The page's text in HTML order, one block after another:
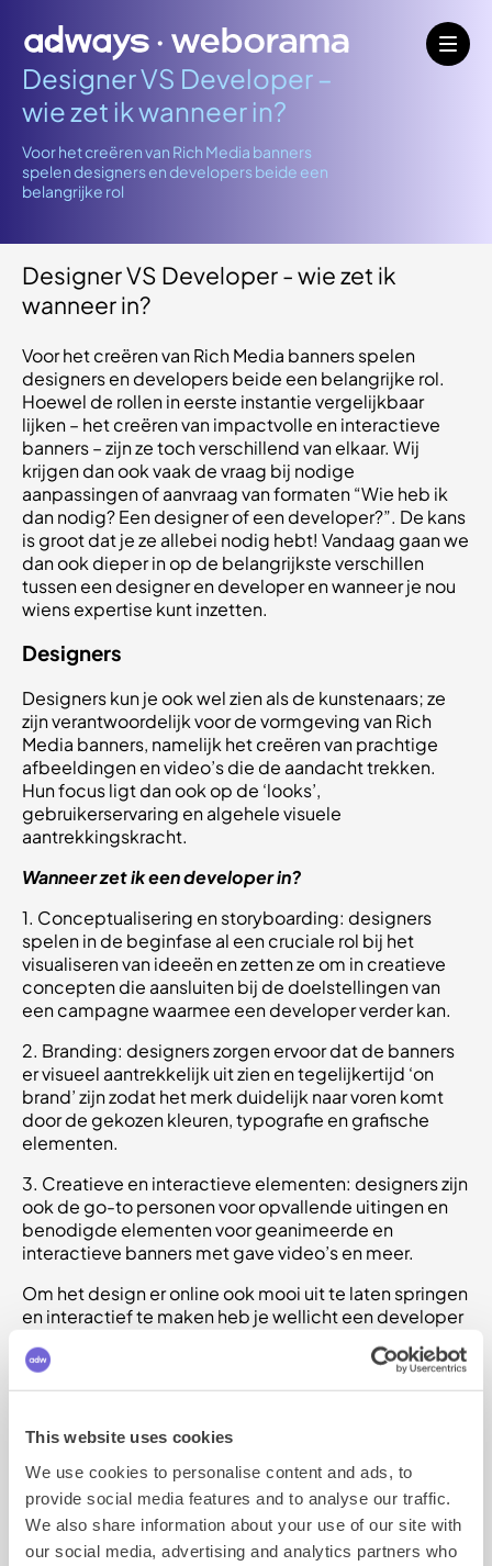
This website uses cookies
We use cookies to personalise content and ads, to
provide social media features and to analyse our traffic.
We also share information about your use of our site with
our social media, advertising and analytics partners who
Designer VS Developer –
wie zet ik wanneer in?
Voor het creëren van Rich Media banners
spelen designers en developers beide een
belangrijke rol
Designer VS Developer - wie zet ik
wanneer in?
Voor het creëren van Rich Media banners spelen
designers en developers beide een belangrijke rol.
Hoewel de rollen in eerste instantie vergelijkbaar
lijken – het creëren van impactvolle en interactieve
banners – zijn ze toch verschillend van elkaar. Wij
krijgen dan ook vaak de vraag bij nodige
aanpassingen of aanvraag van formaten “Wie heb ik
dan nodig? Een designer of een developer?”. De kans
is groot dat je ze allebei nodig hebt! Vandaag gaan we
dan ook dieper in op de belangrijkste verschillen
tussen een designer en developer en wanneer je nou
wiens expertise kunt inzetten.
Designers
Designers kun je ook wel zien als de kunstenaars; ze
zijn verantwoordelijk voor de vormgeving van Rich
Media banners, namelijk het creëren van prachtige
afbeeldingen en video’s die de aandacht trekken.
Hun focus ligt dan ook op de ‘looks’,
gebruikerservaring en algehele visuele
aantrekkingskracht.
Wanneer zet ik een developer in?
1. Conceptualisering en storyboarding: designers
spelen in de beginfase al een cruciale rol bij het
visualiseren van ideeën en zetten ze om in creatieve
concepten die aansluiten bij de doelstellingen van
een campagne waarmee een developer verder kan.
2. Branding: designers zorgen ervoor dat de banners
er visueel aantrekkelijk uit zien en tegelijkertijd ‘on
brand’ zijn zodat het merk duidelijk naar voren komt
door de gekozen kleuren, typografie en grafische
elementen.
3. Creatieve en interactieve elementen: designers zijn
ook de go-to personen voor opvallende uitingen en
benodigde elementen voor geanimeerde en
interactieve banners met gave video’s en meer.
Om het design er online ook mooi uit te laten springen
en interactief te maken heb je wellicht een developer
moet worden. Je kunt dit als designer ook zelf via Easy
Rich Media waarmee je een aantalEasy Rich Media
designs (op basis van Photoshop) op te leveren.
onderdelen van Rich Media bannerstoch vaak wel de
expertise van een developer nodig.
Developers